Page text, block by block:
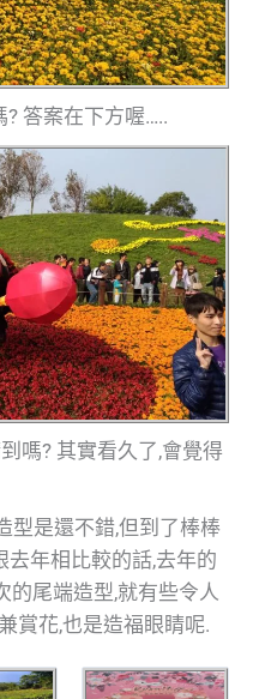
答案在下方喔…..
嗎? 其實看久了,會覺得
型是還不錯,但到了棒棒
去年相比較的話,去年的
的尾端造型,就有些令人
賞花,也是造福眼睛呢.